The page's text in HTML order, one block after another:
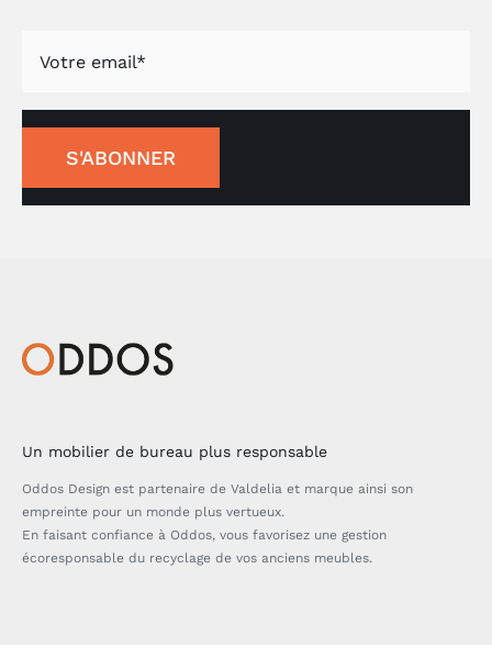
S'ABONNER
Un mobilier de bureau plus responsable
Oddos Design est partenaire de Valdelia et marque ainsi son
empreinte pour un monde plus vertueux.
En faisant confiance à Oddos, vous favorisez une gestion
écoresponsable du recyclage de vos anciens meubles.